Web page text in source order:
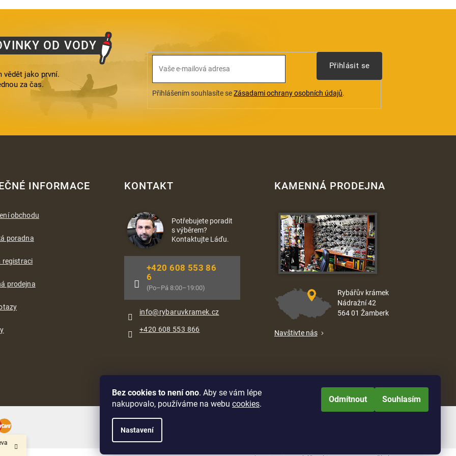
Bez cookies to není ono. Aby se vám lépe
nakupovalo, používáme na webu cookies.
Nastavení
Odmítnout Souhlasím
OD VODY
vědět jako první.
za čas.
Přihlášením souhlasíte seZásadami ochrany osobních údajů.
Přihlásit se
INFORMACE
obchodu
poradna
registraci
prodejna
KONTAKT
Potřebujete poradit
s výběrem?
Kontaktujte Láďu.
info@rybaruvkramek.cz
+420 608 553 86
6
(Po–Pá 8:00–19:00)
+420 608 553 866
KAMENNÁ PRODEJNA
Rybářův krámek
Nádražní 42
564 01 Žamberk
Navštivte nás
Oblíbené způsoby dopravy: